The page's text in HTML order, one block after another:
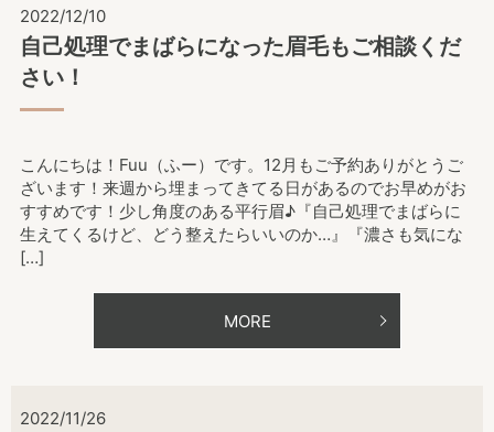
2022/12/10
自己処理でまばらになった眉毛もご相談くだ
さい！
こんにちは！Fuu（ふー）です。12月もご予約ありがとうご
ざいます！来週から埋まってきてる日があるのでお早めがお
すすめです！少し角度のある平行眉♪『自己処理でまばらに
生えてくるけど、どう整えたらいいのか…』『濃さも気にな
[…]
MORE
2022/11/26